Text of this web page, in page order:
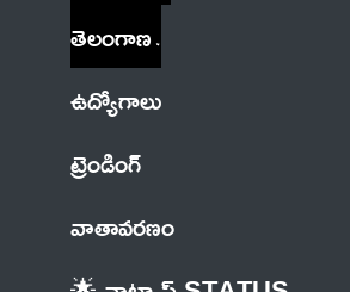
తెలంగాణ
ఉద్యోగాలు
ట్రెండింగ్
వాతావరణం